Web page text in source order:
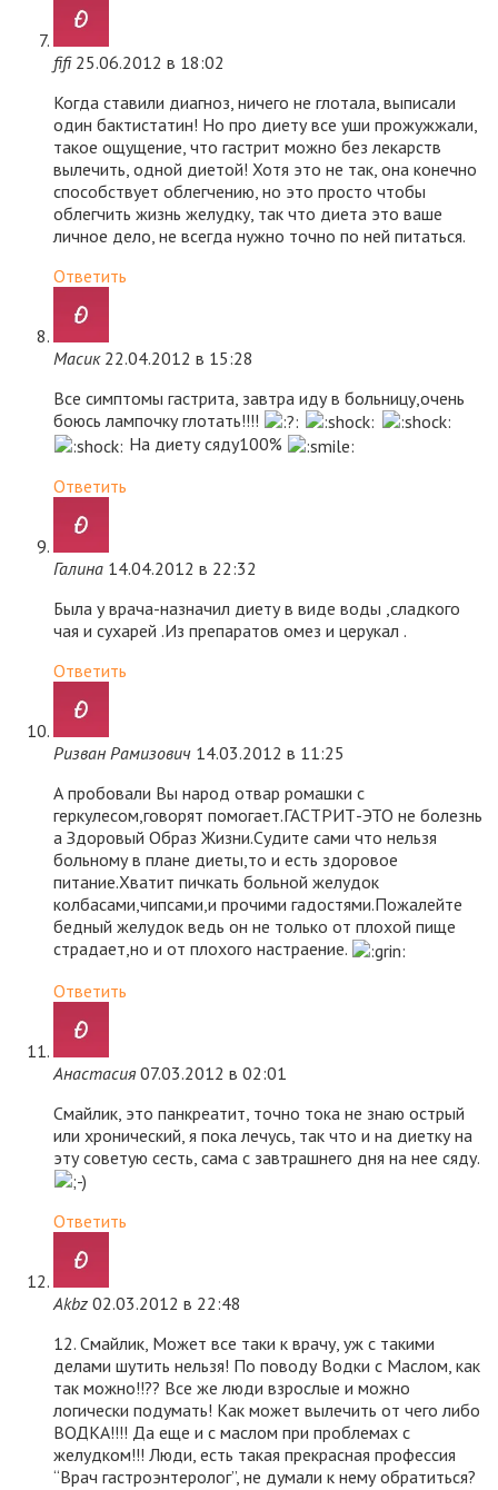
fifi 25.06.2012 в 18:02
Когда ставили диагноз, ничего не глотала, выписали
один бактистатин! Но про диету все уши прожужжали,
такое ощущение, что гастрит можно без лекарств
вылечить, одной диетой! Хотя это не так, она конечно
способствует облегчению, но это просто чтобы
облегчить жизнь желудку, так что диета это ваше
личное дело, не всегда нужно точно по ней питаться.
Ответить
Масик 22.04.2012 в 15:28
Все симптомы гастрита, завтра иду в больницу,очень
боюсь лампочку глотать!!!!
На диету сяду100%
Ответить
Галина 14.04.2012 в 22:32
Была у врача-назначил диету в виде воды ,сладкого
чая и сухарей .Из препаратов омез и церукал .
Ответить
Ризван Рамизович 14.03.2012 в 11:25
А пробовали Вы народ отвар ромашки с
геркулесом,говорят помогает.ГАСТРИТ-ЭТО не болезнь
а Здоровый Образ Жизни.Судите сами что нельзя
больному в плане диеты,то и есть здоровое
питание.Хватит пичкать больной желудок
колбасами,чипсами,и прочими гадостями.Пожалейте
бедный желудок ведь он не только от плохой пище
страдает,но и от плохого настраение.
Ответить
Анастасия 07.03.2012 в 02:01
Смайлик, это панкреатит, точно тока не знаю острый
или хронический, я пока лечусь, так что и на диетку на
эту советую сесть, сама с завтрашнего дня на нее сяду.
Ответить
Akbz 02.03.2012 в 22:48
12. Смайлик, Может все таки к врачу, уж с такими
делами шутить нельзя! По поводу Водки с Маслом, как
так можно!!?? Все же люди взрослые и можно
логически подумать! Как может вылечить от чего либо
ВОДКА!!!! Да еще и с маслом при проблемах с
желудком!!! Люди, есть такая прекрасная профессия
“Врач гастроэнтеролог”, не думали к нему обратиться?